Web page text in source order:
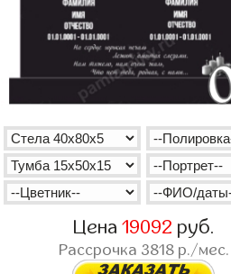
Цена 19092 руб.
Рассрочка 3818р./мес.